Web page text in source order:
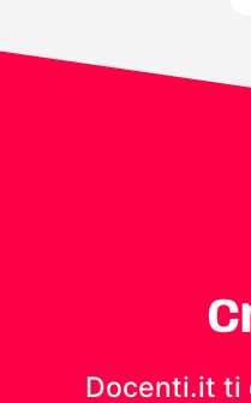
Docenti.it ti